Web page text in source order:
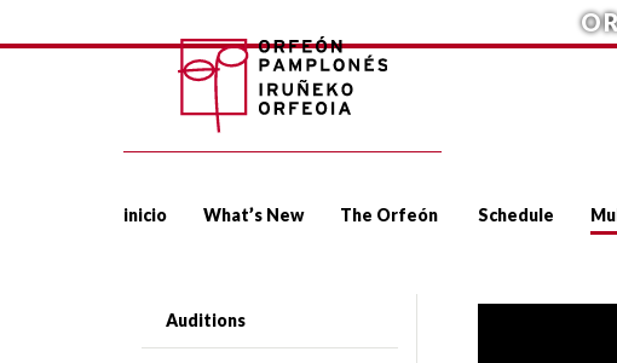
inicio What’s New The Orfeón Schedule
Auditions